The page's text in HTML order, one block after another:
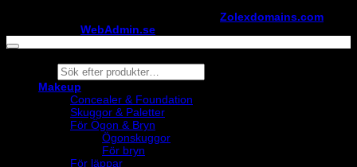
Zolexdomains.com
WebAdmin.se
Products
search
Makeup
Concealer & Foundation
Skuggor & Paletter
För Ögon & Bryn
Ögonskuggor
För bryn
För läppar